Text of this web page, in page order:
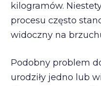
kilogramów.
procesu często
widoczny na
Podobny problem
urodziły jedno lub